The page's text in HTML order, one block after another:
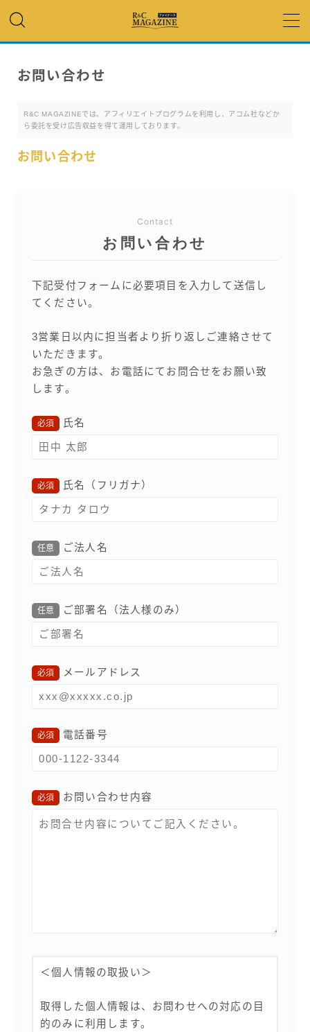
銀行カードローン
カードローンランキング
お問い合わせ
R&C MAGAZINEでは、アフィリエイトプログラムを利用し、アコム社などか
ら委託を受け広告収益を得て運用しております。
お問い合わせ
Contact
お問い合わせ
下記受付フォームに必要項目を入力して送信し
てください。
3営業日以内に担当者より折り返しご連絡させて
いただきます。
お急ぎの方は、お電話にてお問合せをお願い致
します。
必須 氏名
必須 氏名（フリガナ）
任意 ご法人名
任意 ご部署名（法人様のみ）
必須 メールアドレス
必須 電話番号
必須 お問い合わせ内容
＜個人情報の取扱い＞
取得した個人情報は、お問わせへの対応の目
的のみに利用します。